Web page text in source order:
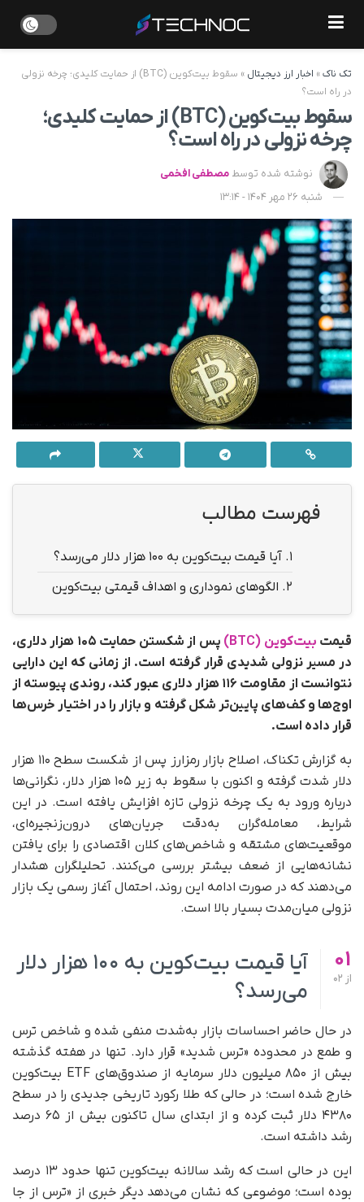
تک ناک» اخبار ارز دیجیتال »
سقوط بیت‌کوین (BTC) از حمایت کلیدی؛ چرخه نزولی
در راه است؟
سقوط بیت‌کوین (BTC) از حمایت کلیدی؛
چرخه نزولی در راه است؟
نوشته شده توسط مصطفی افخمی
شنبه 26 مهر 1404 - 13:14
فهرست مطالب
1. آیا قیمت بیت‌کوین به ۱۰۰ هزار دلار می‌رسد؟
2. الگوهای نموداری و اهداف قیمتی بیت‌کوین
قیمت بیت‌کوین (BTC)
پس از شکستن حمایت ۱۰۵ هزار دلاری،
در مسیر نزولی شدیدی قرار گرفته است. از زمانی که این دارایی
نتوانست از مقاومت ۱۱۶ هزار دلاری عبور کند، روندی پیوسته از
اوج‌ها و کف‌های پایین‌تر شکل گرفته و بازار را در اختیار خرس‌ها
قرار داده است.
به گزارش تکناک، اصلاح بازار رمزارز پس از شکست سطح ۱۱۰ هزار
دلار شدت گرفته و اکنون با سقوط به زیر ۱۰۵ هزار دلار، نگرانی‌ها
درباره ورود به یک چرخه نزولی تازه افزایش یافته است. در این
شرایط، معامله‌گران به‌دقت جریان‌های درون‌زنجیره‌ای،
موقعیت‌های مشتقه و شاخص‌های کلان اقتصادی را برای یافتن
نشانه‌هایی از ضعف بیشتر بررسی می‌کنند. تحلیلگران هشدار
می‌دهند که در صورت ادامه این روند، احتمال آغاز رسمی یک بازار
نزولی میان‌مدت بسیار بالا است.
01
از
آیا قیمت بیت‌کوین به ۱۰۰ هزار دلار
می‌رسد؟
در حال حاضر احساسات بازار به‌شدت منفی شده و شاخص ترس
و طمع در محدوده «ترس شدید» قرار دارد. تنها در هفته گذشته
بیش از ۸۵۰ میلیون دلار سرمایه از صندوق‌های ETF بیت‌کوین
خارج شده است؛ در حالی که طلا رکورد تاریخی جدیدی را در سطح
۴۳۸۰ دلار ثبت کرده و از ابتدای سال تاکنون بیش از ۶۵ درصد
رشد داشته است.
این در حالی است که رشد سالانه بیت‌کوین تنها حدود ۱۳ درصد
بوده است؛ موضوعی که نشان می‌دهد دیگر خبری از «ترس از جا